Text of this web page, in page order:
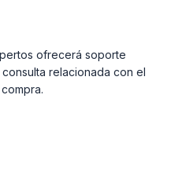
ofrecerá soporte
relacionada con el